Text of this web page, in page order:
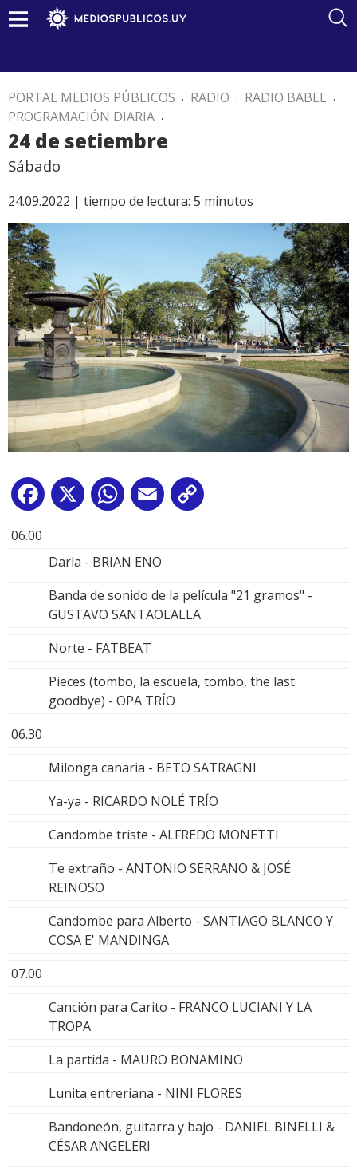
PORTAL MEDIOS PÚBLICOS . RADIO . RADIO BABEL .
PROGRAMACIÓN DIARIA .
24 de setiembre
Sábado
24.09.2022 | tiempo de lectura: 5 minutos
Facebook
X WhatsApp
Email
06.00
Darla - BRIAN ENO
Banda de sonido de la película "21 gramos" -
GUSTAVO SANTAOLALLA
Norte - FATBEAT
Pieces (tombo, la escuela, tombo, the last
goodbye) - OPA TRÍO
06.30
Milonga canaria - BETO SATRAGNI
Ya-ya - RICARDO NOLÉ TRÍO
Candombe triste - ALFREDO MONETTI
Te extraño - ANTONIO SERRANO & JOSÉ
REINOSO
Candombe para Alberto - SANTIAGO BLANCO Y
COSA E' MANDINGA
07.00
Canción para Carito - FRANCO LUCIANI Y LA
TROPA
La partida - MAURO BONAMINO
Lunita entreriana - NINI FLORES
Bandoneón, guitarra y bajo - DANIEL BINELLI &
CÉSAR ANGELERI